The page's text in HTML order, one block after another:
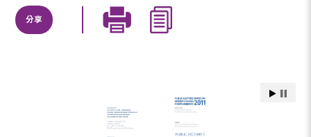
分享